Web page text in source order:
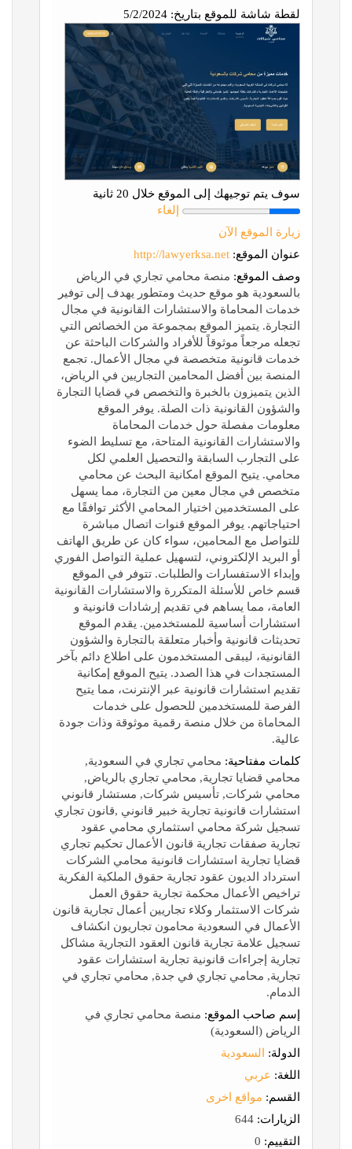
لقطة شاشة للموقع بتاريخ:
سوف يتم توجيهك إلى الموقع خلال 20 ثانية
إلغاء
زيارة الموقع الآن
عنوان الموقع: http://lawyerksa.net
وصف الموقع: منصة محامي تجاري في الرياض
بالسعودية هو موقع حديث ومتطور يهدف إلى توفير
خدمات المحاماة والاستشارات القانونية في مجال
التجارة. يتميز الموقع بمجموعة من الخصائص التي
تجعله مرجعاً موثوقاً للأفراد والشركات الباحثة عن
خدمات قانونية متخصصة في مجال الأعمال. تجمع
المنصة بين أفضل المحامين التجاريين في الرياض،
الذين يتميزون بالخبرة والتخصص في قضايا التجارة
والشؤون القانونية ذات الصلة. يوفر الموقع
معلومات مفصلة حول خدمات المحاماة
والاستشارات القانونية المتاحة، مع تسليط الضوء
على التجارب السابقة والتحصيل العلمي لكل
محامي. يتيح الموقع امكانية البحث عن محامي
متخصص في مجال معين من التجارة، مما يسهل
على المستخدمين اختيار المحامي الأكثر توافقًا مع
احتياجاتهم. يوفر الموقع قنوات اتصال مباشرة
للتواصل مع المحامين، سواء كان عن طريق الهاتف
أو البريد الإلكتروني، لتسهيل عملية التواصل الفوري
وإبداء الاستفسارات والطلبات. تتوفر في الموقع
قسم خاص للأسئلة المتكررة والاستشارات القانونية
العامة، مما يساهم في تقديم إرشادات قانونية و
استشارات أساسية للمستخدمين. يقدم الموقع
تحديثات قانونية وأخبار متعلقة بالتجارة والشؤون
القانونية، ليبقى المستخدمون على اطلاع دائم بآخر
المستجدات في هذا الصدد. يتيح الموقع إمكانية
تقديم استشارات قانونية عبر الإنترنت، مما يتيح
الفرصة للمستخدمين للحصول على خدمات
المحاماة من خلال منصة رقمية موثوقة وذات جودة
عالية.
كلمات مفتاحية: محامي تجاري في السعودية,
محامي قضايا تجارية, محامي تجاري بالرياض,
محامي شركات, تأسيس شركات, مستشار قانوني
استشارات قانونية تجارية خبير قانوني ,قانون تجاري
تسجيل شركة محامي استثماري محامي عقود
تجارية صفقات تجارية قانون الأعمال تحكيم تجاري
قضايا تجارية استشارات قانونية محامي الشركات
استرداد الديون عقود تجارية حقوق الملكية الفكرية
تراخيص الأعمال محكمة تجارية حقوق العمل
شركات الاستثمار وكلاء تجاريين أعمال تجارية قانون
الأعمال في السعودية محامون تجاريون انكشاف
تسجيل علامة تجارية قانون العقود التجارية مشاكل
تجارية إجراءات قانونية تجارية استشارات عقود
تجارية, محامي تجاري في جدة, محامي تجاري في
الدمام.
إسم صاحب الموقع: منصة محامي تجاري في
الرياض (السعودية)
الدولة:
السعودية
اللغة: عربي
القسم: مواقع اخرى
الزيارات:
التقييم: